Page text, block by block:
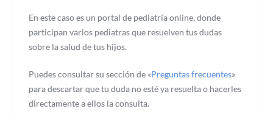
En este caso es un portal de pediatría online, donde
participan varios pediatras que resuelven tus dudas
sobre la salud de tus hijos.
Puedes consultar su sección de «Preguntas frecuentes»
para descartar que tu duda no esté ya resuelta o hacerles
directamente a ellos la consulta.